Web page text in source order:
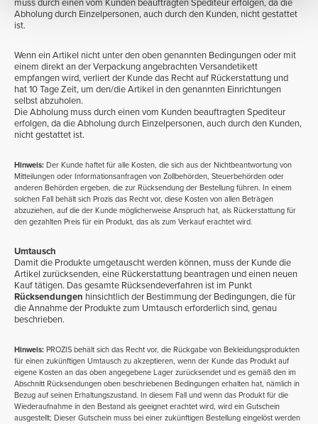
muss durch einen vom Kunden beauftragten Spediteur erfolgen, da die
Abholung durch Einzelpersonen, auch durch den Kunden, nicht gestattet
ist.
Wenn ein Artikel nicht unter den oben genannten Bedingungen oder mit
einem direkt an der Verpackung angebrachten Versandetikett
empfangen wird, verliert der Kunde das Recht auf Rückerstattung und
hat 10 Tage Zeit, um den/die Artikel in den genannten Einrichtungen
selbst abzuholen.
Die Abholung muss durch einen vom Kunden beauftragten Spediteur
erfolgen, da die Abholung durch Einzelpersonen, auch durch den Kunden,
nicht gestattet ist.
Hinweis: Der Kunde haftet für alle Kosten, die sich aus der Nichtbeantwortung von
Mitteilungen oder Informationsanfragen von Zollbehörden, Steuerbehörden oder
anderen Behörden ergeben, die zur Rücksendung der Bestellung führen. In einem
solchen Fall behält sich Prozis das Recht vor, diese Kosten von allen Beträgen
abzuziehen, auf die der Kunde möglicherweise Anspruch hat, als Rückerstattung für
den gezahlten Preis für ein Produkt, das als zum Verkauf erachtet wird.
Umtausch
Damit die Produkte umgetauscht werden können, muss der Kunde die
Artikel zurücksenden, eine Rückerstattung beantragen und einen neuen
Kauf tätigen. Das gesamte Rücksendeverfahren ist im Punkt
Rücksendungen hinsichtlich der Bestimmung der Bedingungen, die für
die Annahme der Produkte zum Umtausch erforderlich sind, genau
beschrieben.
Hinweis: PROZIS behält sich das Recht vor, die Rückgabe von Bekleidungsprodukten
für einen zukünftigen Umtausch zu akzeptieren, wenn der Kunde das Produkt auf
eigene Kosten an das oben angegebene Lager zurücksendet und es gemäß den im
Abschnitt Rücksendungen oben beschriebenen Bedingungen erhalten hat, nämlich in
Bezug auf seinen Erhaltungszustand. In diesem Fall und wenn das Produkt für die
Wiederaufnahme in den Bestand als geeignet erachtet wird, wird ein Gutschein
ausgestellt; Dieser Gutschein muss bei einer zukünftigen Bestellung eingelöst werden